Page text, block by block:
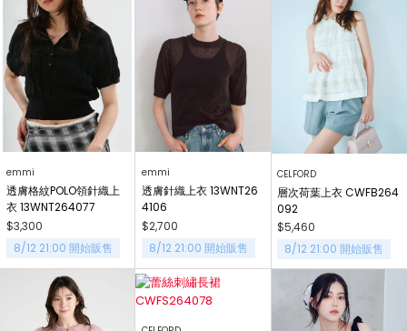
emmi
透膚格紋POLO領針織上
衣 13WNT264077
$3,300
8/12 21:00 開始販售
emmi
透膚針織上衣 13WNT26
4106
$2,700
8/12 21:00 開始販售
CELFORD
層次荷葉上衣 CWFB264
092
$5,460
8/12 21:00 開始販售